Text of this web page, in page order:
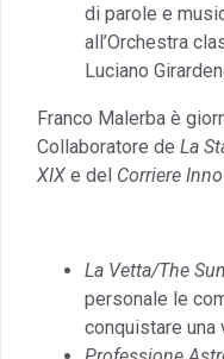
di parole e
all’Orchestra
Luciano
Franco Malerba è
Collaboratore de La
XIX e del Corriere
La Vetta/The
personale le
conquistare una